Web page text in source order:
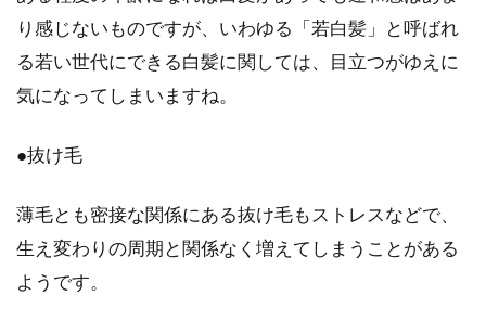
「ヘアカラーをした日には、シャンプーをしな
いほうがいい」このようなことを、美容師から
いわれたこと...
るべき！？対処法をご紹介
り感じないものですが、いわゆる「若白髪」と呼ばれ
る若い世代にできる白髪に関しては、目立つがゆえに
気になってしまいますね。
●抜け毛
薄毛とも密接な関係にある抜け毛もストレスなどで、
生え変わりの周期と関係なく増えてしまうことがある
ようです。